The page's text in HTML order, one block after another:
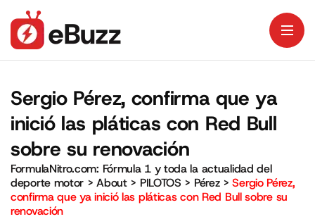
Sergio Pérez, confirma que ya
inició las pláticas con Red Bull
sobre su renovación
FormulaNitro.com: Fórmula 1 y toda la actualidad del
deporte motor >About> PILOTOS > Pérez>Sergio Pérez,
confirma que ya inició las pláticas con Red Bull sobre su
renovación